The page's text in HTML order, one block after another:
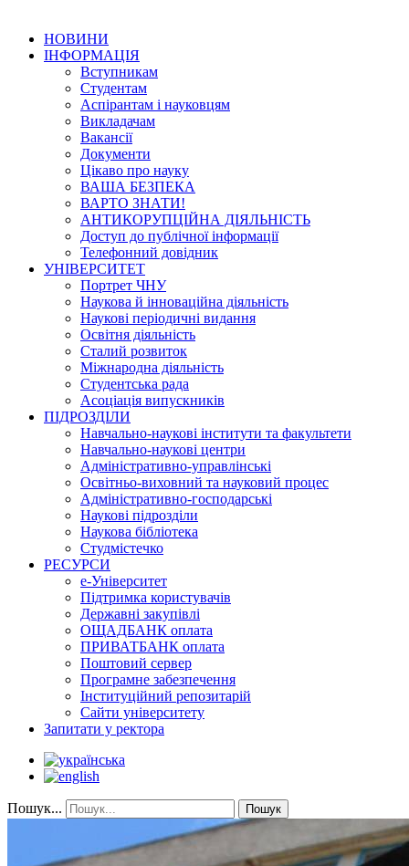
НОВИНИ
ІНФОРМАЦІЯ
Вступникам
Студентам
Аспірантам і науковцям
Викладачам
Вакансії
Документи
Цікаво про науку
ВАША БЕЗПЕКА
ВАРТО ЗНАТИ!
АНТИКОРУПЦІЙНА ДІЯЛЬНІСТЬ
Доступ до публічної інформації
Телефонний довідник
УНІВЕРСИТЕТ
Портрет ЧНУ
Наукова й інноваційна діяльність
Наукові періодичні видання
Освітня діяльність
Сталий розвиток
Міжнародна діяльність
Студентська рада
Асоціація випускників
ПІДРОЗДІЛИ
Навчально-наукові інститути та факультети
Навчально-наукові центри
Адміністративно-управлінські
Освітньо-виховний та науковий процес
Адміністративно-господарські
Наукові підрозділи
Наукова бібліотека
Студмістечко
РЕСУРСИ
е-Університет
Підтримка користувачів
Державні закупівлі
ОЩАДБАНК оплата
ПРИВАТБАНК оплата
Поштовий сервер
Програмне забезпечення
Інституційний репозитарій
Сайти університету
Запитати у ректора
Пошук... Пошук